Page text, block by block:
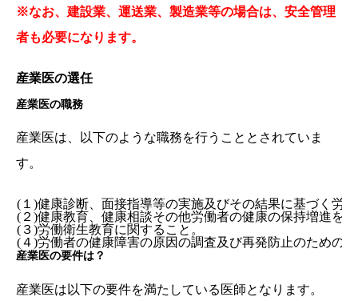
※なお、建設業、運送業、製造業等の場合は、安全管理
者も必要になります。
産業医の選任
産業医の職務
産業医は、以下のような職務を行うこととされていま
す。
(１)健康診断、面接指導等の実施及びその結果に基づく労
(２)健康教育、健康相談その他労働者の健康の保持増進を
(３)労働衛生教育に関すること。
(４)労働者の健康障害の原因の調査及び再発防止のための
産業医の要件は？
産業医は以下の要件を満たしている医師となります。